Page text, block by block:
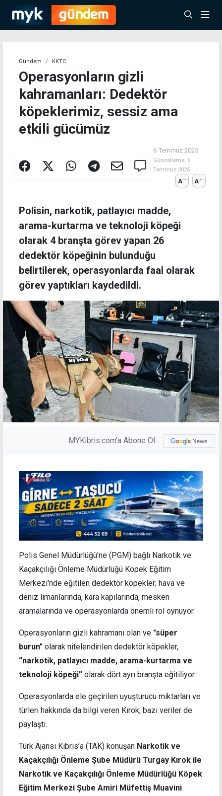
Gündem KKTC
Operasyonların gizli
kahramanları: Dedektör
köpeklerimiz, sessiz ama
etkili gücümüz
6 Temmuz 2025
Güncelleme: 6
Temmuz 2025
A A
Polisin, narkotik, patlayıcı madde,
arama-kurtarma ve teknoloji köpeği
olarak 4 branşta görev yapan 26
dedektör köpeğinin bulunduğu
belirtilerek, operasyonlarda faal olarak
görev yaptıkları kaydedildi.
MYKibris.com'a Abone Ol
Polis Genel Müdürlüğü'ne (PGM) bağlı Narkotik ve
Kaçakçılığı Önleme Müdürlüğü Köpek Eğitim
Merkezi'nde eğitilen dedektör köpekler; hava ve
deniz limanlarında, kara kapılarında, mesken
aramalarında ve operasyonlarda önemli rol oynuyor.
Operasyonların gizli kahramanı olan ve "süper
burun" olarak nitelendirilen dedektör köpekler,
“narkotik, patlayıcı madde, arama-kurtarma ve
teknoloji köpeği” olarak dört ayrı branşta eğitiliyor.
Operasyonlarda ele geçirilen uyuşturucu miktarları ve
türleri hakkında da bilgi veren Kırok, bazı veriler de
paylaştı.
Türk Ajansı Kıbrıs’a (TAK) konuşan Narkotik ve
Kaçakçılığı Önleme Şube Müdürü Turgay Kırok ile
Narkotik ve Kaçakçılığı Önleme Müdürlüğü Köpek
Eğitim Merkezi Şube Amiri Müfettiş Muavini